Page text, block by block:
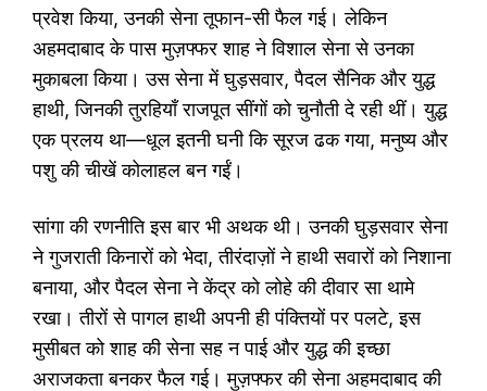
प्रवेश किया, उनकी सेना तूफान-सी फैल गई। लेकिन
अहमदाबाद के पास मुज़फ्फर शाह ने विशाल सेना से उनका
मुकाबला किया। उस सेना में घुड़सवार, पैदल सैनिक और युद्ध
हाथी, जिनकी तुरहियाँ राजपूत सींगों को चुनौती दे रही थीं। युद्ध
एक प्रलय था—धूल इतनी घनी कि सूरज ढक गया, मनुष्य और
पशु की चीखें कोलाहल बन गईं।
सांगा की रणनीति इस बार भी अथक थी। उनकी घुड़सवार सेना
ने गुजराती किनारों को भेदा, तीरंदाज़ों ने हाथी सवारों को निशाना
बनाया, और पैदल सेना ने केंद्र को लोहे की दीवार सा थामे
रखा। तीरों से पागल हाथी अपनी ही पंक्तियों पर पलटे, इस
मुसीबत को शाह की सेना सह न पाई और युद्ध की इच्छा
अराजकता बनकर फैल गई। मुज़फ्फर की सेना अहमदाबाद की